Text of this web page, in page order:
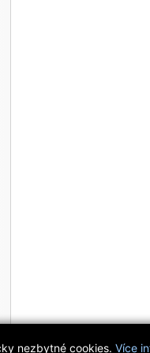
nezbytné cookies. Více